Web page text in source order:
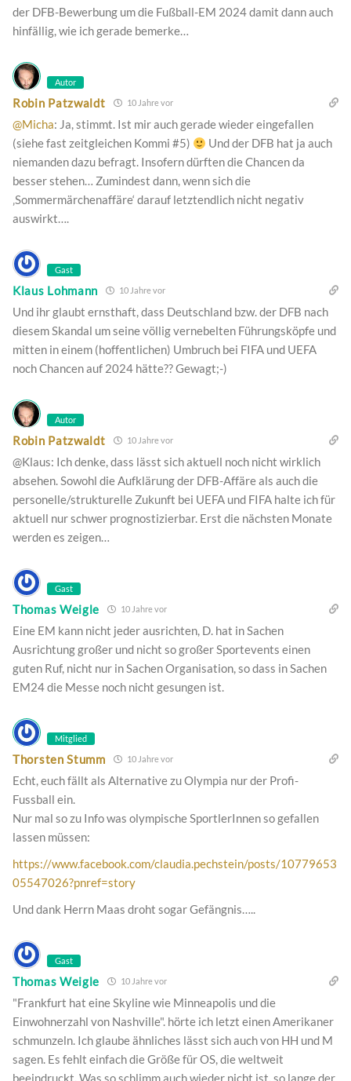
der DFB-Bewerbung um die Fußball-EM 2024 damit dann auch
hinfällig, wie ich gerade bemerke…
Autor
Robin Patzwaldt 10 Jahre vor
@Micha: Ja, stimmt. Ist mir auch gerade wieder eingefallen
(siehe fast zeitgleichen Kommi #5)
Und der DFB hat ja auch
niemanden dazu befragt. Insofern dürften die Chancen da
besser stehen… Zumindest dann, wenn sich die
‚Sommermärchenaffäre‘ darauf letztendlich nicht negativ
auswirkt….
Gast
Klaus Lohmann 10 Jahre vor
Und ihr glaubt ernsthaft, dass Deutschland bzw. der DFB nach
diesem Skandal um seine völlig vernebelten Führungsköpfe und
mitten in einem (hoffentlichen) Umbruch bei FIFA und UEFA
noch Chancen auf 2024 hätte?? Gewagt;-)
Autor
Robin Patzwaldt 10 Jahre vor
@Klaus: Ich denke, dass lässt sich aktuell noch nicht wirklich
absehen. Sowohl die Aufklärung der DFB-Affäre als auch die
personelle/strukturelle Zukunft bei UEFA und FIFA halte ich für
aktuell nur schwer prognostizierbar. Erst die nächsten Monate
werden es zeigen…
Gast
Thomas Weigle 10 Jahre vor
Eine EM kann nicht jeder ausrichten, D. hat in Sachen
Ausrichtung großer und nicht so großer Sportevents einen
guten Ruf, nicht nur in Sachen Organisation, so dass in Sachen
EM24 die Messe noch nicht gesungen ist.
Mitglied
Thorsten Stumm 10 Jahre vor
Echt, euch fällt als Alternative zu Olympia nur der Profi-
Fussball ein.
Nur mal so zu Info was olympische SportlerInnen so gefallen
lassen müssen:
https://www.facebook.com/claudia.pechstein/posts/10779653
05547026?pnref=story
Und dank Herrn Maas droht sogar Gefängnis…..
Gast
Thomas Weigle 10 Jahre vor
"Frankfurt hat eine Skyline wie Minneapolis und die
Einwohnerzahl von Nashville". hörte ich letzt einen Amerikaner
schmunzeln. Ich glaube ähnliches lässt sich auch von HH und M
sagen. Es fehlt einfach die Größe für OS, die weltweit
beeindruckt. Was so schlimm auch wieder nicht ist, so lange der